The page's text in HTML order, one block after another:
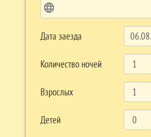
language
Дата заезда
Количество ночей
Взрослых
Детей